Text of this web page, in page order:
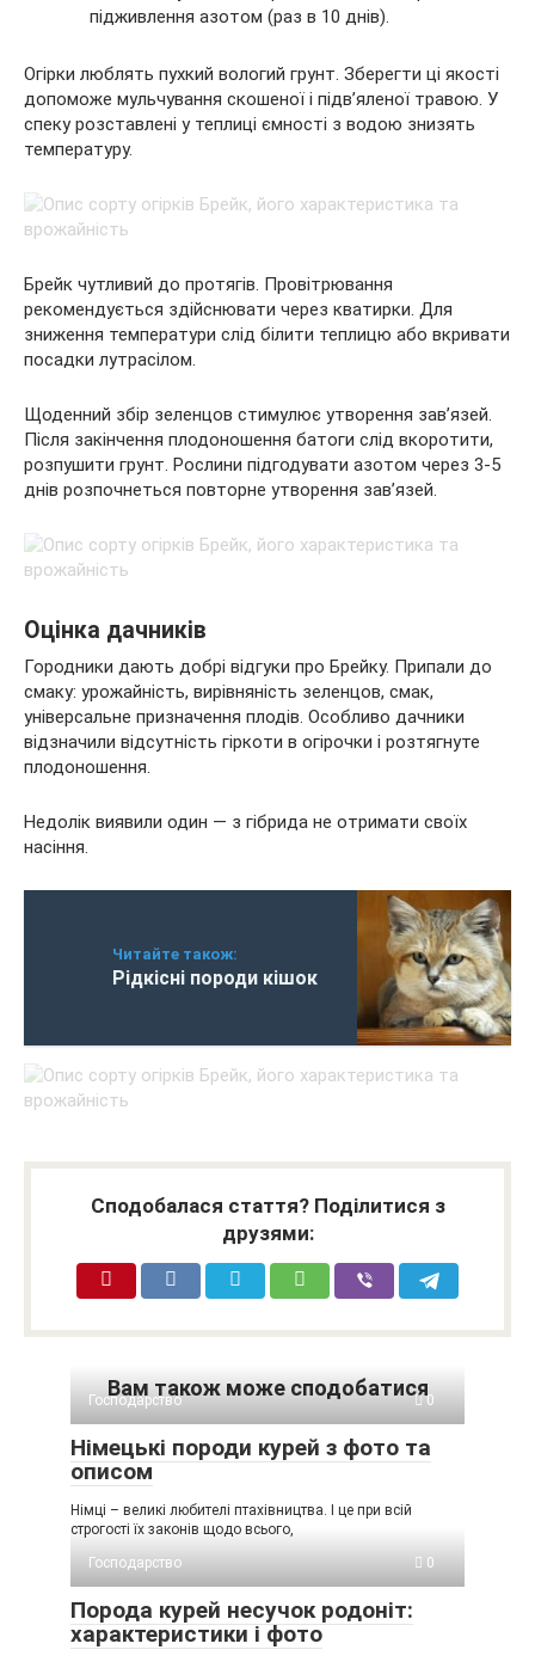
підживлення азотом (раз в 10 днів).
Огірки люблять пухкий вологий грунт. Зберегти ці якості
допоможе мульчування скошеної і підв’яленої травою. У
спеку розставлені у теплиці ємності з водою знизять
температуру.
Брейк чутливий до протягів. Провітрювання
рекомендується здійснювати через кватирки. Для
зниження температури слід білити теплицю або вкривати
посадки лутрасілом.
Щоденний збір зеленцов стимулює утворення зав’язей.
Після закінчення плодоношення батоги слід вкоротити,
розпушити грунт. Рослини підгодувати азотом через 3-5
днів розпочнеться повторне утворення зав’язей.
Оцінка дачників
Городники дають добрі відгуки про Брейку. Припали до
смаку: урожайність, вирівняність зеленцов, смак,
універсальне призначення плодів. Особливо дачники
відзначили відсутність гіркоти в огірочки і розтягнуте
плодоношення.
Недолік виявили один — з гібрида не отримати своїх
насіння.
Читайте також:
Рідкісні породи кішок
Сподобалася стаття? Поділитися з
друзями:
Вам також може сподобатися
Господарство 0
Німецькі породи курей з фото та
описом
Німці – великі любителі птахівництва. І це при всій
строгості їх законів щодо всього,
Господарство
0
Порода курей несучок родоніт:
характеристики і фото